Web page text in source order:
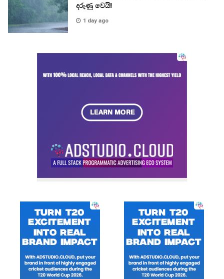
දරුණු වෙයි!
1 day ago